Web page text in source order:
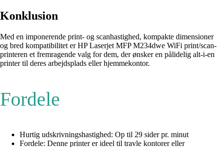
Konklusion
Med en imponerende print- og scanhastighed, kompakte dimensioner
og bred kompatibilitet er HP Laserjet MFP M234dwe WiFi print/scan-
printeren et fremragende valg for dem, der ønsker en pålidelig alt-i-en
printer til deres arbejdsplads eller hjemmekontor.
Fordele
Hurtig udskrivningshastighed: Op til 29 sider pr. minut
Fordele: Denne printer er ideel til travle kontorer eller